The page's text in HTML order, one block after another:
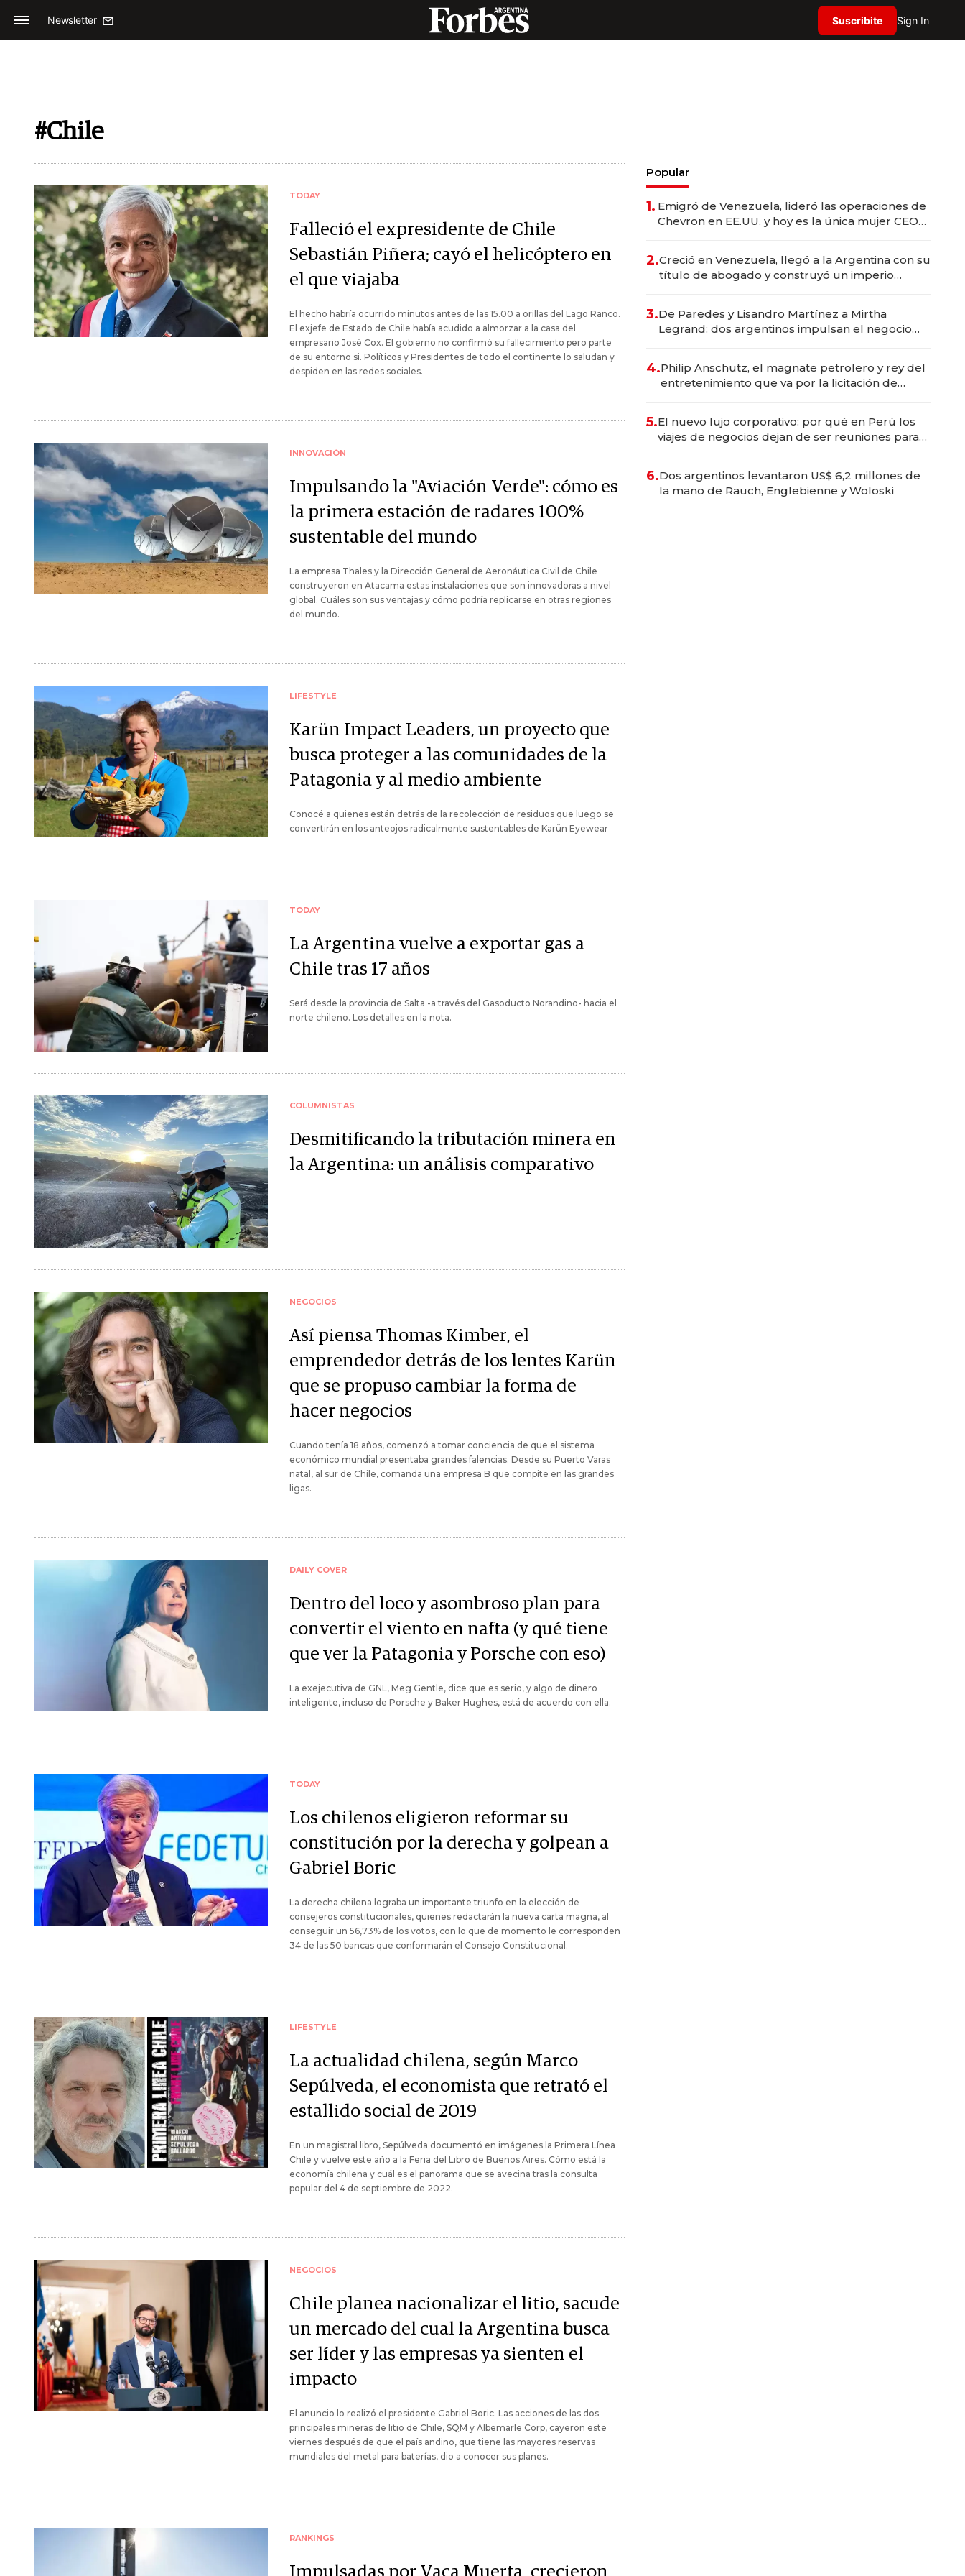
Newsletter Suscribite Sign In
#Chile
TODAY
Falleció el expresidente de Chile
Sebastián Piñera; cayó el helicóptero en
el que viajaba
El hecho habría ocurrido minutos antes de las 15.00 a orillas del Lago Ranco.
El exjefe de Estado de Chile había acudido a almorzar a la casa del
empresario José Cox. El gobierno no confirmó su fallecimiento pero parte
de su entorno si. Políticos y Presidentes de todo el continente lo saludan y
despiden en las redes sociales.
INNOVACIÓN
Impulsando la "Aviación Verde": cómo es
la primera estación de radares 100%
sustentable del mundo
La empresa Thales y la Dirección General de Aeronáutica Civil de Chile
construyeron en Atacama estas instalaciones que son innovadoras a nivel
global. Cuáles son sus ventajas y cómo podría replicarse en otras regiones
del mundo.
LIFESTYLE
Karün Impact Leaders, un proyecto que
busca proteger a las comunidades de la
Patagonia y al medio ambiente
Conocé a quienes están detrás de la recolección de residuos que luego se
convertirán en los anteojos radicalmente sustentables de Karün Eyewear
TODAY
La Argentina vuelve a exportar gas a
Chile tras 17 años
Será desde la provincia de Salta -a través del Gasoducto Norandino- hacia el
norte chileno. Los detalles en la nota.
COLUMNISTAS
Desmitificando la tributación minera en
la Argentina: un análisis comparativo
NEGOCIOS
Así piensa Thomas Kimber, el
emprendedor detrás de los lentes Karün
que se propuso cambiar la forma de
hacer negocios
Cuando tenía 18 años, comenzó a tomar conciencia de que el sistema
económico mundial presentaba grandes falencias. Desde su Puerto Varas
natal, al sur de Chile, comanda una empresa B que compite en las grandes
ligas.
DAILY COVER
Dentro del loco y asombroso plan para
convertir el viento en nafta (y qué tiene
que ver la Patagonia y Porsche con eso)
La exejecutiva de GNL, Meg Gentle, dice que es serio, y algo de dinero
inteligente, incluso de Porsche y Baker Hughes, está de acuerdo con ella.
TODAY
Los chilenos eligieron reformar su
constitución por la derecha y golpean a
Gabriel Boric
La derecha chilena lograba un importante triunfo en la elección de
consejeros constitucionales, quienes redactarán la nueva carta magna, al
conseguir un 56,73% de los votos, con lo que de momento le corresponden
34 de las 50 bancas que conformarán el Consejo Constitucional.
LIFESTYLE
La actualidad chilena, según Marco
Sepúlveda, el economista que retrató el
estallido social de 2019
En un magistral libro, Sepúlveda documentó en imágenes la Primera Línea
Chile y vuelve este año a la Feria del Libro de Buenos Aires. Cómo está la
economía chilena y cuál es el panorama que se avecina tras la consulta
popular del 4 de septiembre de 2022.
NEGOCIOS
Chile planea nacionalizar el litio, sacude
un mercado del cual la Argentina busca
ser líder y las empresas ya sienten el
impacto
El anuncio lo realizó el presidente Gabriel Boric. Las acciones de las dos
principales mineras de litio de Chile, SQM y Albemarle Corp, cayeron este
viernes después de que el país andino, que tiene las mayores reservas
mundiales del metal para baterías, dio a conocer sus planes.
RANKINGS
Impulsadas por Vaca Muerta, crecieron
Popular
1. Emigró de Venezuela, lideró las operaciones de
Chevron en EE.UU. y hoy es la única mujer CEO
2.Creció en Venezuela, llegó a la Argentina con su
título de abogado y construyó un imperio
3.De Paredes y Lisandro Martínez a Mirtha
Legrand: dos argentinos impulsan el negocio
4.Philip Anschutz, el magnate petrolero y rey del
entretenimiento que va por la licitación de
5.El nuevo lujo corporativo: por qué en Perú los
viajes de negocios dejan de ser reuniones para
6.Dos argentinos levantaron US$ 6,2 millones de
la mano de Rauch, Englebienne y Woloski